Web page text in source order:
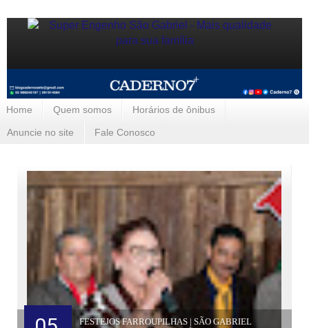
Home Quem somos Horários de ônibus
Anuncie no site Fale Conosco
FESTEJOS FARROUPILHAS | SÃO GABRIEL